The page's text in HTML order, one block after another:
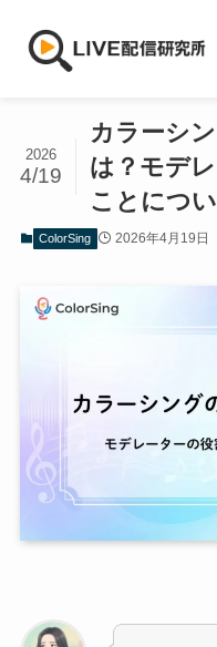
カラーシ
は？モデ
ことにつ
2026
4/19
ColorSing 2026年4月19日